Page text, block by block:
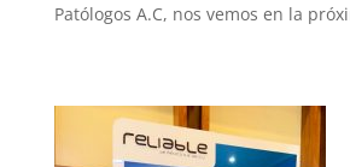
Patólogos A.C, nos vemos en la